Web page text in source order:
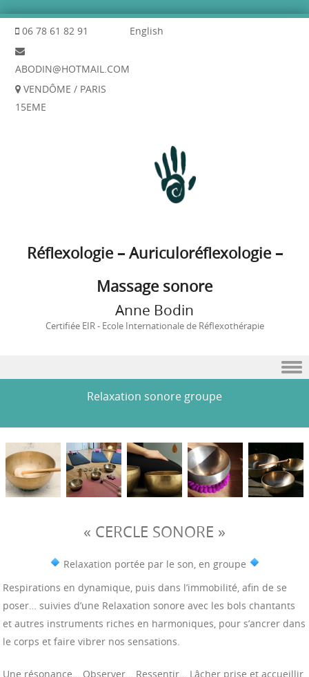
06 78 61 82 91
ABODIN@HOTMAIL.COM
VENDÔME / PARIS
15EME
English
Réflexologie – Auriculoréflexologie –
Massage sonore
Anne Bodin
Certifiée EIR - Ecole Internationale de Réflexothérapie
Relaxation sonore groupe
« CERCLE SONORE »
Relaxation portée par le son, en groupe
Respirations en dynamique, puis dans l’immobilité, afin de se
poser… suivies d’une Relaxation sonore avec les bols chantants
et autres instruments riches en harmoniques, pour s’ancrer dans
le corps et faire vibrer nos sensations.
Une résonance… Observer… Ressentir… Lâcher prise et accueillir